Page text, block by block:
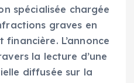
spécialisée chargée
graves en
L’annonce
la lecture d’une
diffusée sur la